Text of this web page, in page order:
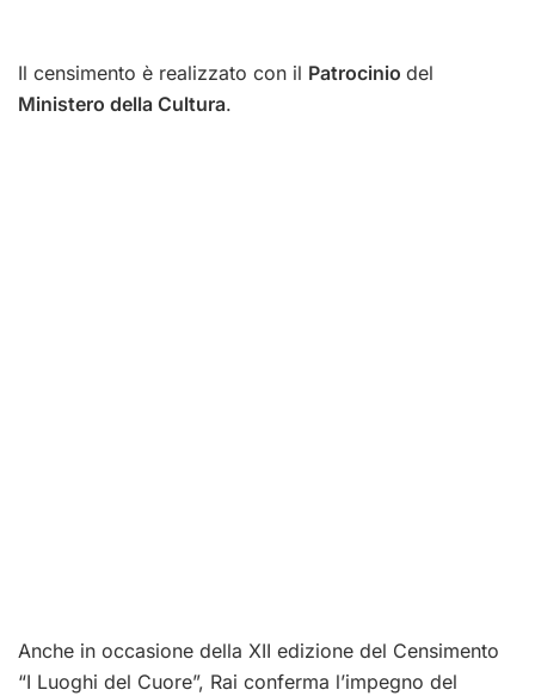
Il censimento è realizzato con il Patrocinio del
Ministero della Cultura.
Anche in occasione della XII edizione del Censimento
“I Luoghi del Cuore”, Rai conferma l’impegno del